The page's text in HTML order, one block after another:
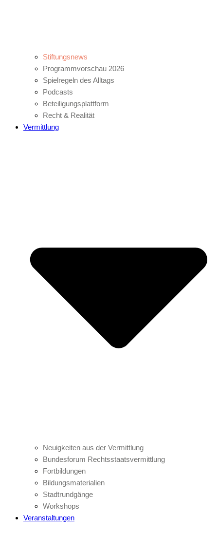
Stiftungsnews
Programmvorschau 2026
Spielregeln des Alltags
Podcasts
Beteiligungsplattform
Recht & Realität
Vermittlung
Neuigkeiten aus der Vermittlung
Bundesforum Rechtsstaatsvermittlung
Fortbildungen
Bildungsmaterialien
Stadtrundgänge
Workshops
Veranstaltungen